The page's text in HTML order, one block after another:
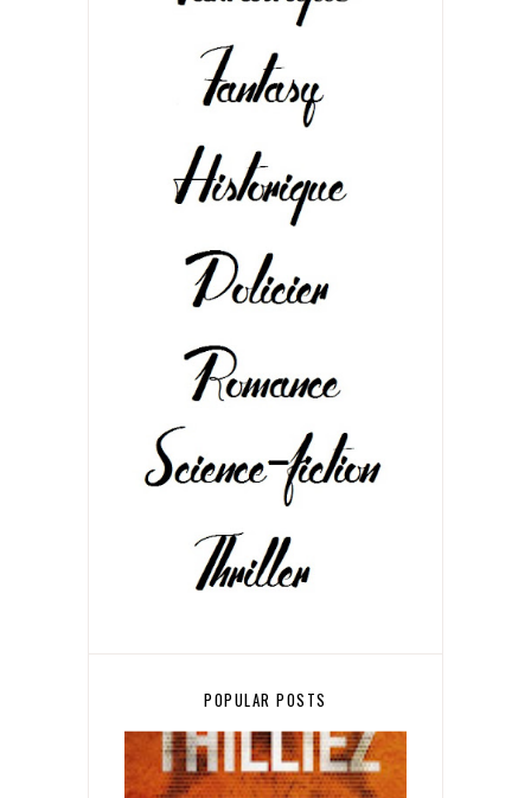
POPULAR POSTS